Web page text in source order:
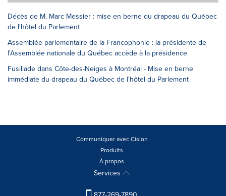
Décès de M. Marc Messier : mise en berne du drapeau du Québec
de l'hôtel du Parlement
Assemblée parlementaire de la Francophonie : la présidente de
l'Assemblée nationale du Québec accède à la présidence
Fusillade dans Côte-des-Neiges à Montréal - Mise en berne
immédiate du drapeau du Québec de l'hôtel du Parlement
Communiquer avec Cision
Produits
À propos
Services